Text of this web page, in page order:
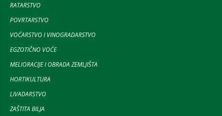
RATARSTVO
POVRTARSTVO
VOĆARSTVO I VINOGRADARSTVO
EGZOTIČNO VOĆE
MELIORACIJE I OBRADA ZEMLJIŠTA
HORTIKULTURA
LIVADARSTVO
ZAŠTITA BILJA